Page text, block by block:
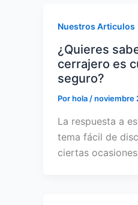
Nuestros Articulos
¿Quieres
cerrajero es
seguro?
Porhola /noviembre
La respuesta a
tema fácil de
ciertas